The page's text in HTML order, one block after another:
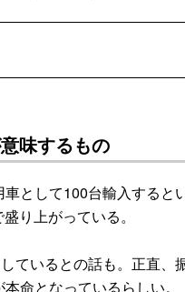
味するもの
として100台輸入すると
り上がっている。
ているとの話も。正直、
命となっているらしい。